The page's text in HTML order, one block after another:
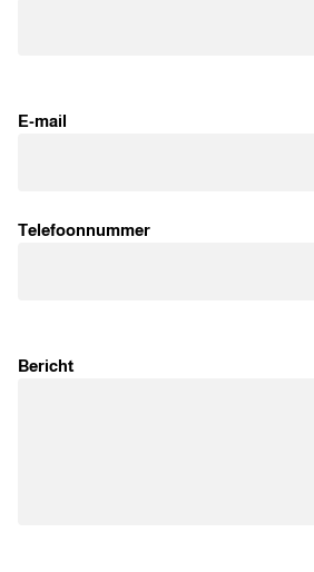
E-mail
Telefoonnummer
Bericht